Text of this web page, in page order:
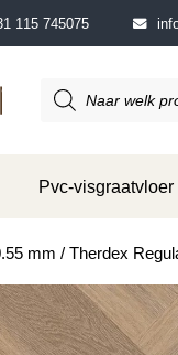
115 745075
Producten
zoeken
Pvc-visgraatvloer
mm / Therdex